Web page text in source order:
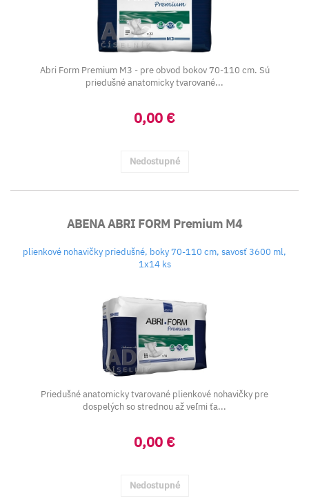
Abri Form Premium M3 - pre obvod bokov 70-110 cm. Sú
priedušné anatomicky tvarované...
0,00 €
Nedostupné
ABENA ABRI FORM Premium M4
plienkové nohavičky priedušné, boky 70-110 cm, savosť 3600 ml,
1x14 ks
Priedušné anatomicky tvarované plienkové nohavičky pre
dospelých so strednou až veľmi ťa...
0,00 €
Nedostupné